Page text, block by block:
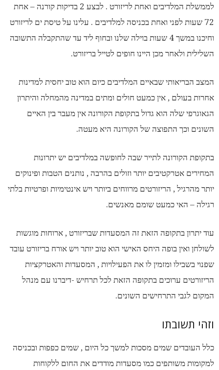
לממשלת המלדיבים ואחת לריזורט . לבצע 2 בדיקות קורנה – אחת
72 שעות לפני ואחת בכניסה למלדיבים . עלינו על טיסת ים לריזורט
וחיכנו במשך 4 שעות בוילה שלנו ובחוף ליד עד שהתקבלה התשובה
השלילית ולאחר מכן היינו חופים לטייל בריזורט.
המצב הבריאותי שבאיים המלדיבים כיום הוא טוב יחסית למדינות
אחרות בעולם , אין כמעט חולים ומתים במדינה מהמחלה והיתרון
הגאוגרפי שלה הוא גדול בתקופת הקורונה אין מעבר בין האיים
השונים וכך התפוצה של הקורונה היא מעטה.
בתקופת הקורונה לתייר שבה לחופשה במלדיבים יש יתרונות
המחירים אטרקטיבים יותר וזולים בהרבה , נותנים הטבות ופינוקים
יותר מהרגיל , הריזורטים מרווחים ביותר ויש אינטימיות ופרטיות בלתי
רגילה – האי כמעט שומם מאנשים.
עוד יתרון בתקופה הזאת זה המסעדות שבריזורט , ארוחות מוגשות
לשולחן ואין בופה היחס האישי הוא טוב יותר ויש אורח בריזורט עובד
שפנוי בשבילו ומזמין לו את הפעילויות , המסעדות והאטרקציות
הריזורטים ערוכים בתקופה הזאת לכל תרחיש -דיברנו עם מנהל
המקום לגבי התרחישים השונים.
וזהי תשובתו
כלל העובדים שמים מסכות למשך כל היום , שמים כפפות ובכניסה
למקומות משותפים כמו מסעדות מודדים את החום ללקוחות